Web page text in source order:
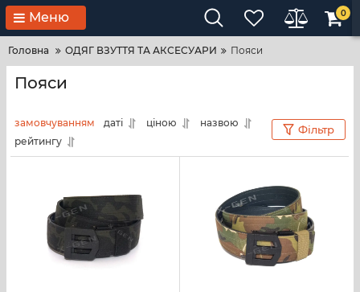
Меню 0
Головна ОДЯГ ВЗУТТЯ ТА АКСЕСУАРИ Пояси
Пояси
замовчуванням даті ціною
назвою
рейтингу
Фільтр